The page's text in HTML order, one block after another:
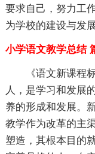
要求自己，努力工
为学校的建设与发
小学语文教学总结
《语文新课程标
人，是学习和发展
养的形成和发展。
教学作为改革的主
塑造，其根本目的